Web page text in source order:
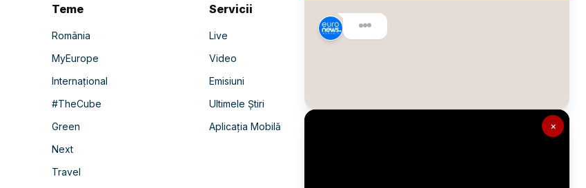
×
Teme
România
MyEurope
Internațional
#TheCube
Green
Next
Travel
Servicii
Live
Video
Emisiuni
Ultimele Știri
Aplicația Mobilă
Despre Euronews